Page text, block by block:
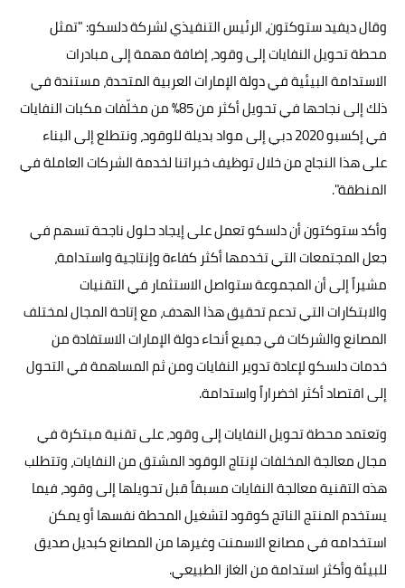
وقال ديفيد ستوكتون، الرئيس التنفيذي لشركة دلسكو: "تمثل
محطة تحويل النفايات إلى وقود، إضافة مهمة إلى مبادرات
الاستدامة البيئية في دولة الإمارات العربية المتحدة، مستندة في
ذلك إلى نجاحها في تحويل أكثر من 85% من مخلّفات مكبات النفايات
في إكسبو 2020 دبي إلى مواد بديلة للوقود، ونتطلع إلى البناء
على هذا النجاح من خلال توظيف خبراتنا لخدمة الشركات العاملة في
المنطقة".
وأكد ستوكتون أن دلسكو تعمل على إيجاد حلول ناجحة تسهم في
جعل المجتمعات التي تخدمها أكثر كفاءة وإنتاجية واستدامة،
مشيراً إلى أن المجموعة ستواصل الاستثمار في التقنيات
والابتكارات التي تدعم تحقيق هذا الهدف، مع إتاحة المجال لمختلف
المصانع والشركات في جميع أنحاء دولة الإمارات الاستفادة من
خدمات دلسكو لإعادة تدوير النفايات ومن ثم المساهمة في التحول
إلى اقتصاد أكثر اخضراراً واستدامة.
وتعتمد محطة تحويل النفايات إلى وقود، على تقنية مبتكرة في
مجال معالجة المخلفات لإنتاج الوقود المشتق من النفايات، وتتطلب
هذه التقنية معالجة النفايات مسبقاً قبل تحويلها إلى وقود، فيما
يستخدم المنتج الناتج كوقود لتشغيل المحطة نفسها أو يمكن
استخدامه في مصانع الاسمنت وغيرها من المصانع كبديل صديق
للبيئة وأكثر استدامة من الغاز الطبيعي.